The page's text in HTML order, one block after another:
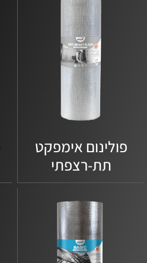
פולינום אימפקט
תת-רצפתי